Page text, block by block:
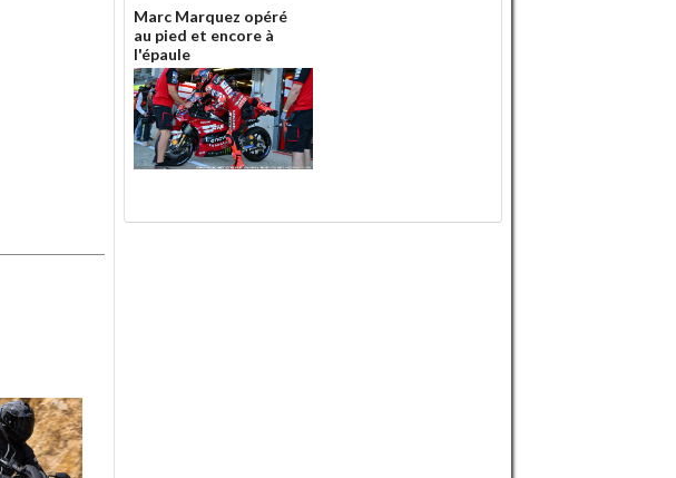
Marc Marquez opéré
au pied et encore à
l'épaule